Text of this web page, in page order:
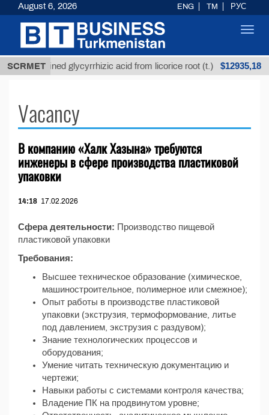
SCRMET
Unrefined glycyrrhizic acid from licorice root (t.) $12935,18
Vacancy
В компанию «Халк Хазына» требуются
инженеры в сфере производства пластиковой
упаковки
14:18 17.02.2026
Сфера деятельности: Производство пищевой
пластиковой упаковки
Требования:
Высшее техническое образование (химическое,
машиностроительное, полимерное или смежное);
Опыт работы в производстве пластиковой
упаковки (экструзия, термоформование, литье
под давлением, экструзия с раздувом);
Знание технологических процессов и
оборудования;
Умение читать техническую документацию и
чертежи;
Навыки работы с системами контроля качества;
Владение ПК на продвинутом уровне;
August 6, 2026 ENG TM РУС